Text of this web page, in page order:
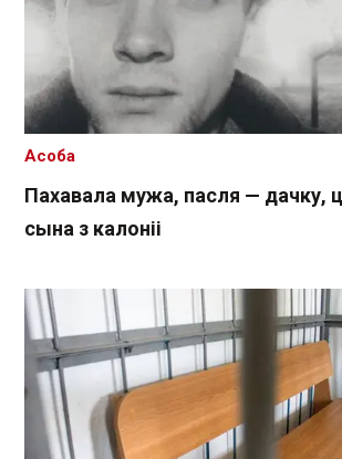
Пахавала мужа, пасля — дачку,
сына з калоніі
Асоба